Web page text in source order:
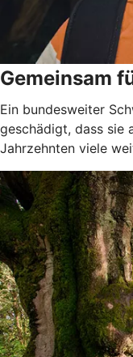
Gemeinsam
Ein bundesweiter
geschädigt, dass sie
Jahrzehnten viele